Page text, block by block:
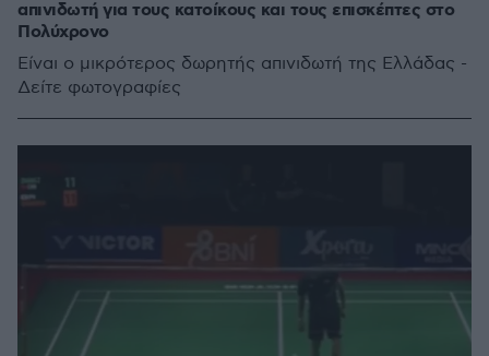
απινιδωτή για τους κατοίκους και τους επισκέπτες στο
Πολύχρονο
Είναι ο μικρότερος δωρητής απινιδωτή της Ελλάδας -
Δείτε φωτογραφίες